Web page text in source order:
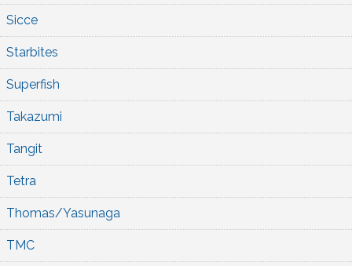
Sicce
Starbites
Superfish
Takazumi
Tangit
Tetra
Thomas/Yasunaga
TMC